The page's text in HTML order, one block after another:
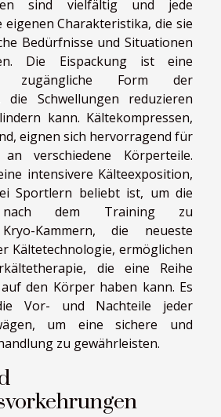
sind vielfältig und jede
Charakteristika, die sie
Bedürfnisse und Situationen
Die Eispackung ist eine
zugängliche Form der
die Schwellungen reduzieren
kann. Kältekompressen,
eignen sich hervorragend für
verschiedene Körperteile.
intensivere Kälteexposition,
Sportlern beliebt ist, um die
nach dem Training zu
Kammern, die neueste
Kältetechnologie, ermöglichen
die eine Reihe
den Körper haben kann. Es
Vor- und Nachteile jeder
um eine sichere und
zu gewährleisten.